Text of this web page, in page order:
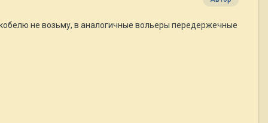
не возьму, в аналогичные вольеры передержечные